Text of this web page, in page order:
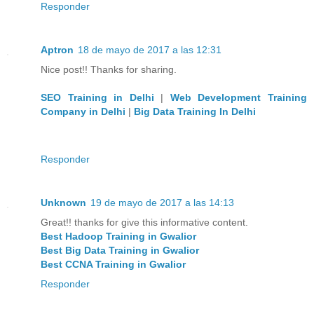
Responder
Aptron 18 de mayo de 2017 a las 12:31
Nice post!! Thanks for sharing.
SEO Training in Delhi | Web Development Training
Company in Delhi | Big Data Training In Delhi
Responder
Unknown 19 de mayo de 2017 a las 14:13
Great!! thanks for give this informative content.
Best Hadoop Training in Gwalior
Best Big Data Training in Gwalior
Best CCNA Training in Gwalior
Responder